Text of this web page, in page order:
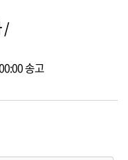
/
송고